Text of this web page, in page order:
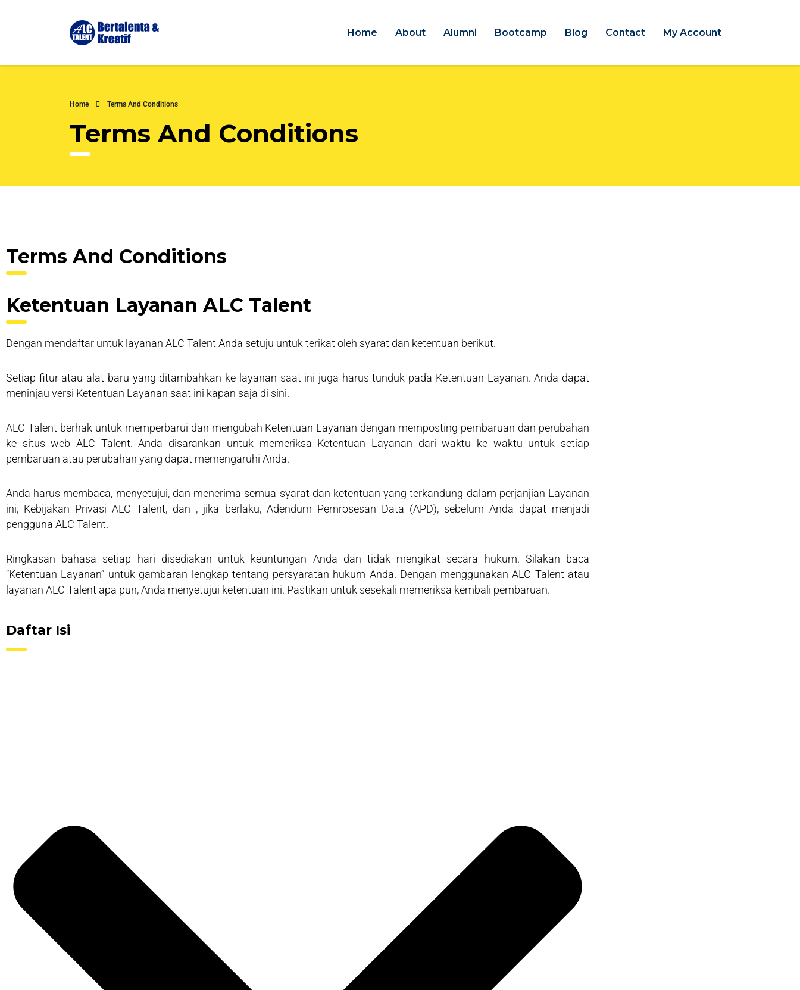
Home About Alumni Bootcamp Blog Contact My Account
Home Terms And Conditions
Terms And Conditions
Terms And Conditions
Ketentuan Layanan ALC Talent
Dengan mendaftar untuk layanan ALC Talent Anda setuju untuk terikat oleh syarat dan ketentuan berikut.
Setiap fitur atau alat baru yang ditambahkan ke layanan saat ini juga harus tunduk pada Ketentuan Layanan. Anda dapat
meninjau versi Ketentuan Layanan saat ini kapan saja di sini.
ALC Talent berhak untuk memperbarui dan mengubah Ketentuan Layanan dengan memposting pembaruan dan perubahan
ke situs web ALC Talent. Anda disarankan untuk memeriksa Ketentuan Layanan dari waktu ke waktu untuk setiap
pembaruan atau perubahan yang dapat memengaruhi Anda.
Anda harus membaca, menyetujui, dan menerima semua syarat dan ketentuan yang terkandung dalam perjanjian Layanan
ini, Kebijakan Privasi ALC Talent, dan , jika berlaku, Adendum Pemrosesan Data (APD), sebelum Anda dapat menjadi
pengguna ALC Talent.
Ringkasan bahasa setiap hari disediakan untuk keuntungan Anda dan tidak mengikat secara hukum. Silakan baca
“Ketentuan Layanan” untuk gambaran lengkap tentang persyaratan hukum Anda. Dengan menggunakan ALC Talent atau
layanan ALC Talent apa pun, Anda menyetujui ketentuan ini. Pastikan untuk sesekali memeriksa kembali pembaruan.
Daftar Isi